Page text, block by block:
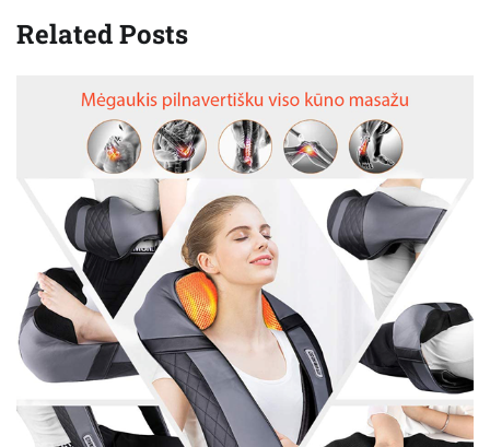
Related Posts